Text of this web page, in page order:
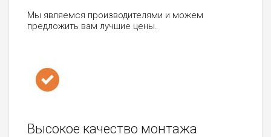
Мы являемся производителями и можем
предложить вам лучшие цены.
Высокое качество монтажа